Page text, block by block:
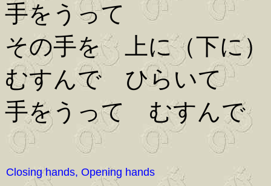
手をうって
その手を 上に（下に）
むすんで ひらいて
手をうって むすんで
Closing hands, Opening hands